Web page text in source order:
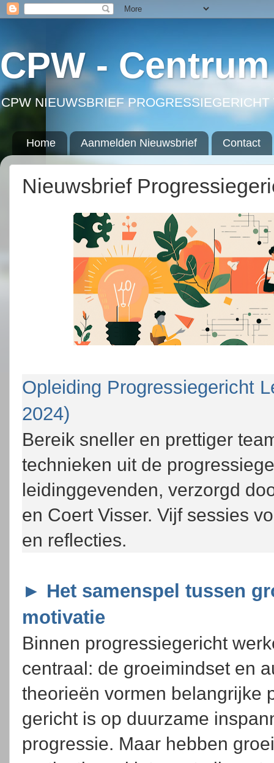
CPW -
CPW NIEUWSBRIEF
Home Aanmelden Nieuwsbrief Contact
Nieuwsbrief
Opleiding Progressiegericht
2024)
Bereik sneller en prettiger
technieken uit de
leidinggevenden, verzorgd
en Coert Visser. Vijf sessies
en reflecties.
► Het samenspel tussen
motivatie
Binnen progressiegericht
centraal: de groeimindset en
theorieën vormen belangrijke
gericht is op duurzame
progressie. Maar hebben